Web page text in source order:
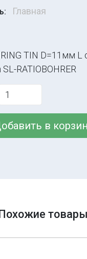
Главная
TIN D=11мм L
RATIOBOHRER
в
товары